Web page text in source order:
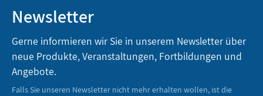
Newsletter
Gerne informieren wir Sie in unserem Newsletter über
neue Produkte, Veranstaltungen, Fortbildungen und
Angebote.
Falls Sie unseren Newsletter nicht mehr erhalten wollen, ist die